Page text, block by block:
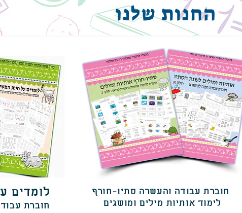
לומדים
חוברת
לימוד אותיות מילים ומושגים
החנות שלנו